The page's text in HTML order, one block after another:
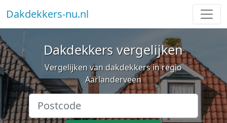
Dakdekkers-nu.nl
Dakdekkers vergelijken
Vergelijken van dakdekkers in regio
Aarlanderveen